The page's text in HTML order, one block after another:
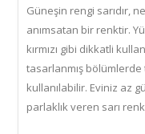
Güneşin rengi sarıdır,
anımsatan bir renktir.
kırmızı gibi dikkatli
tasarlanmış bölümlerde
kullanılabilir. Eviniz az
parlaklık veren sarı